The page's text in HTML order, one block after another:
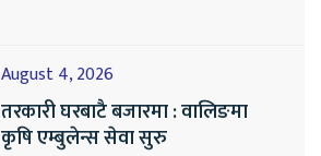
August 4, 2026
तरकारी घरबाटै बजारमा : वालिङमा
कृषि एम्बुलेन्स सेवा सुरु